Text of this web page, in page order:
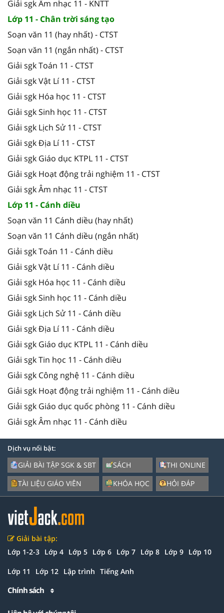
Giải sgk Âm nhạc 11 - KNTT
Lớp 11 - Chân trời sáng tạo
Soạn văn 11 (hay nhất) - CTST
Soạn văn 11 (ngắn nhất) - CTST
Giải sgk Toán 11 - CTST
Giải sgk Vật Lí 11 - CTST
Giải sgk Hóa học 11 - CTST
Giải sgk Sinh học 11 - CTST
Giải sgk Lịch Sử 11 - CTST
Giải sgk Địa Lí 11 - CTST
Giải sgk Giáo dục KTPL 11 - CTST
Giải sgk Hoạt động trải nghiệm 11 - CTST
Giải sgk Âm nhạc 11 - CTST
Lớp 11 - Cánh diều
Soạn văn 11 Cánh diều (hay nhất)
Soạn văn 11 Cánh diều (ngắn nhất)
Giải sgk Toán 11 - Cánh diều
Giải sgk Vật Lí 11 - Cánh diều
Giải sgk Hóa học 11 - Cánh diều
Giải sgk Sinh học 11 - Cánh diều
Giải sgk Lịch Sử 11 - Cánh diều
Giải sgk Địa Lí 11 - Cánh diều
Giải sgk Giáo dục KTPL 11 - Cánh diều
Giải sgk Tin học 11 - Cánh diều
Giải sgk Công nghệ 11 - Cánh diều
Giải sgk Hoạt động trải nghiệm 11 - Cánh diều
Giải sgk Giáo dục quốc phòng 11 - Cánh diều
Giải sgk Âm nhạc 11 - Cánh diều
Dịch vụ nổi bật:
GIẢI BÀI TẬP SGK & SBT
TÀI LIỆU GIÁO VIÊN
SÁCH
KHÓA HỌC
THI ONLINE
HỎI ĐÁP
Giải bài tập:
Lớp 1-2-3 Lớp 4 Lớp 5 Lớp 6 Lớp 7 Lớp 8 Lớp 9 Lớp 10
Lớp 11 Lớp 12 Lập trình Tiếng Anh
Chính sách